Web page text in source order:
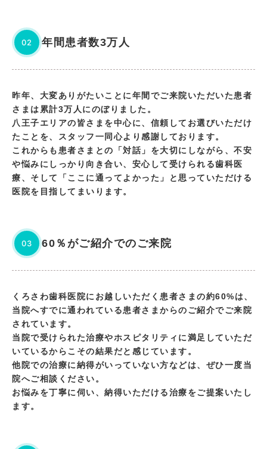
02 年間患者数3万人
昨年、大変ありがたいことに年間でご来院いただいた患者
さまは累計3万人にのぼりました。
八王子エリアの皆さまを中心に、信頼してお選びいただけ
たことを、スタッフ一同心より感謝しております。
これからも患者さまとの「対話」を大切にしながら、不安
や悩みにしっかり向き合い、安心して受けられる歯科医
療、そして「ここに通ってよかった」と思っていただける
医院を目指してまいります。
03 60％がご紹介でのご来院
くろさわ歯科医院にお越しいただく患者さまの約60%は、
当院へすでに通われている患者さまからのご紹介でご来院
されています。
当院で受けられた治療やホスピタリティに満足していただ
いているからこその結果だと感じています。
他院での治療に納得がいっていない方などは、ぜひ一度当
院へご相談ください。
お悩みを丁寧に伺い、納得いただける治療をご提案いたし
ます。